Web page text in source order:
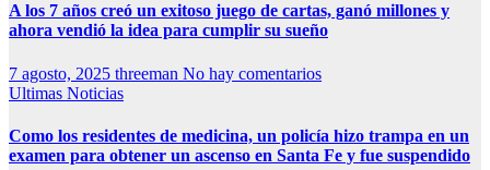
A los 7 años creó un exitoso juego de cartas, ganó millones y
ahora vendió la idea para cumplir su sueño
7 agosto, 2025 threeman No hay comentarios
Ultimas Noticias
Como los residentes de medicina, un policía hizo trampa en un
examen para obtener un ascenso en Santa Fe y fue suspendido